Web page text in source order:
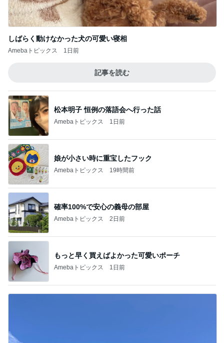
しばらく動けなかった犬の可愛い寝相
Amebaトピックス 1日前
記事を読む
松本明子 恒例の落語会へ行った話
Amebaトピックス 1日前
娘が小さい時に重宝したフック
Amebaトピックス 19時間前
確率100%で安心の義母の部屋
Amebaトピックス 2日前
もっと早く買えばよかった可愛いポーチ
Amebaトピックス 1日前